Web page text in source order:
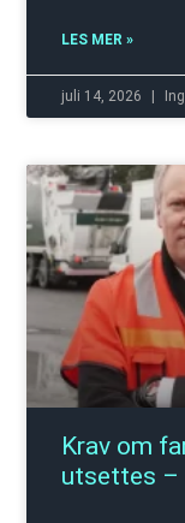
LES MER »
juli 14, 2026
Krav om
utsettes –